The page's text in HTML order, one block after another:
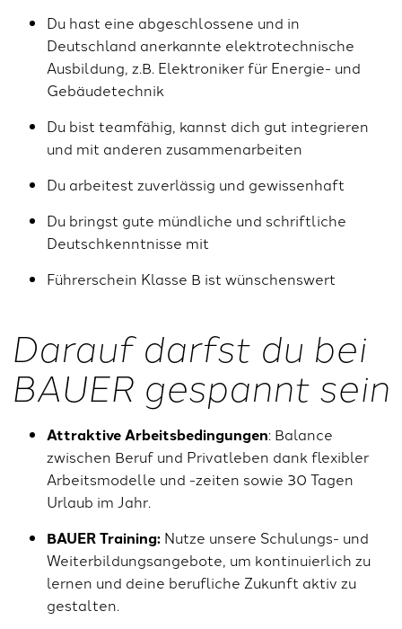
Du hast eine abgeschlossene und in
Deutschland anerkannte elektrotechnische
Ausbildung, z.B. Elektroniker für Energie- und
Gebäudetechnik
Du bist teamfähig, kannst dich gut integrieren
und mit anderen zusammenarbeiten
Du arbeitest zuverlässig und gewissenhaft
Du bringst gute mündliche und schriftliche
Deutschkenntnisse mit
Führerschein Klasse B ist wünschenswert
Darauf darfst du bei
BAUER gespannt sein
Attraktive Arbeitsbedingungen: Balance
zwischen Beruf und Privatleben dank flexibler
Arbeitsmodelle und -zeiten sowie 30 Tagen
Urlaub im Jahr.
BAUER Training: Nutze unsere Schulungs- und
Weiterbildungsangebote, um kontinuierlich zu
lernen und deine berufliche Zukunft aktiv zu
gestalten.